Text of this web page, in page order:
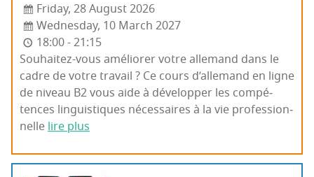
Friday, 28 August 2026
Wednesday, 10 March 2027
18:00 - 21:15
Sou­­hai­­tez-vous amé­lio­rer votre alle­mand dans le
cadre de votre tra­vail ? Ce cours d’al­le­mand en ligne
de niveau B2 vous aide à déve­lop­per les com­pé­
tences lin­guis­tiques néces­saires à la vie pro­fes­sion­
nellelire plus